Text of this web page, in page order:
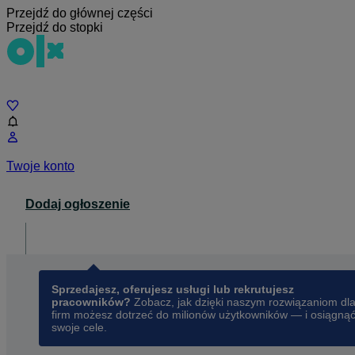
Przejdź do głównej części
Przejdź do stopki
Twoje konto
Dodaj ogłoszenie
Sprzedajesz, oferujesz usługi lub rekrutujesz
pracowników? Zobacz, jak dzięki naszym rozwiązaniom dla
firm możesz dotrzeć do milionów użytkowników — i osiągnąć
swoje cele.